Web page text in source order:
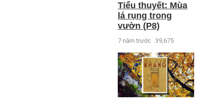
Tiểu thuyết: Mùa
lá rụng trong
vườn (P8)
7 năm trước 39,675